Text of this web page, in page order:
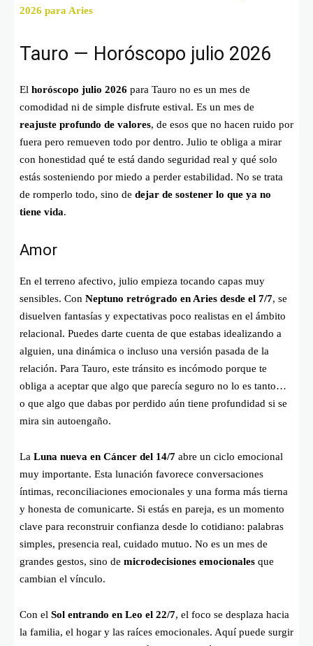
2026 para Aries
Tauro — Horóscopo julio 2026
El horóscopo julio 2026 para Tauro no es un mes de
comodidad ni de simple disfrute estival. Es un mes de
reajuste profundo de valores, de esos que no hacen ruido por
fuera pero remueven todo por dentro. Julio te obliga a mirar
con honestidad qué te está dando seguridad real y qué solo
estás sosteniendo por miedo a perder estabilidad. No se trata
de romperlo todo, sino de dejar de sostener lo que ya no
tiene vida.
Amor
En el terreno afectivo, julio empieza tocando capas muy
sensibles. Con Neptuno retrógrado en Aries desde el 7/7, se
disuelven fantasías y expectativas poco realistas en el ámbito
relacional. Puedes darte cuenta de que estabas idealizando a
alguien, una dinámica o incluso una versión pasada de la
relación. Para Tauro, este tránsito es incómodo porque te
obliga a aceptar que algo que parecía seguro no lo es tanto…
o que algo que dabas por perdido aún tiene profundidad si se
mira sin autoengaño.
La Luna nueva en Cáncer del 14/7 abre un ciclo emocional
muy importante. Esta lunación favorece conversaciones
íntimas, reconciliaciones emocionales y una forma más tierna
y honesta de comunicarte. Si estás en pareja, es un momento
clave para reconstruir confianza desde lo cotidiano: palabras
simples, presencia real, cuidado mutuo. No es un mes de
grandes gestos, sino de microdecisiones emocionales que
cambian el vínculo.
Con el Sol entrando en Leo el 22/7, el foco se desplaza hacia
la familia, el hogar y las raíces emocionales. Aquí puede surgir